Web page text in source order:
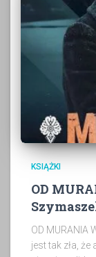
KSIĄŻKI
OD
OD MURANIA
jest tak zła,